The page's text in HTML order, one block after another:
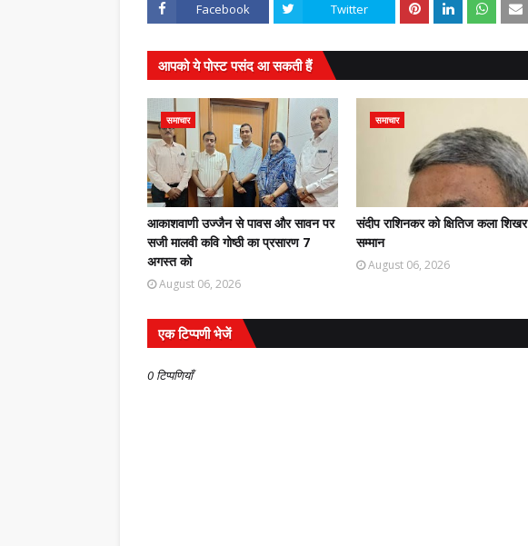
Facebook Twitter
आपको ये पोस्ट पसंद आ सकती हैं
समाचार
आकाशवाणी उज्जैन से पावस और सावन पर
सजी मालवी कवि गोष्ठी का प्रसारण 7
अगस्त को
August 06, 2026
समाचार
संदीप राशिनकर को क्षितिज कला शिखर
सम्मान
August 06, 2026
एक टिप्पणी भेजें
0 टिप्पणियाँ